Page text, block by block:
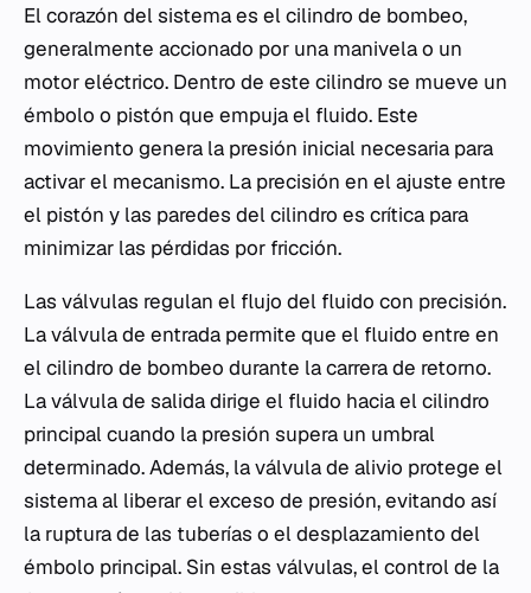
El corazón del sistema es el cilindro de bombeo,
generalmente accionado por una manivela o un
motor eléctrico. Dentro de este cilindro se mueve un
émbolo o pistón que empuja el fluido. Este
movimiento genera la presión inicial necesaria para
activar el mecanismo. La precisión en el ajuste entre
el pistón y las paredes del cilindro es crítica para
minimizar las pérdidas por fricción.
Las válvulas regulan el flujo del fluido con precisión.
La válvula de entrada permite que el fluido entre en
el cilindro de bombeo durante la carrera de retorno.
La válvula de salida dirige el fluido hacia el cilindro
principal cuando la presión supera un umbral
determinado. Además, la válvula de alivio protege el
sistema al liberar el exceso de presión, evitando así
la ruptura de las tuberías o el desplazamiento del
émbolo principal. Sin estas válvulas, el control de la